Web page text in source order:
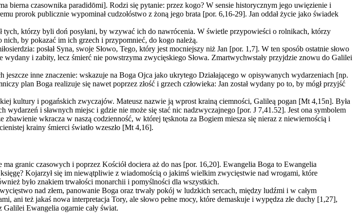
bierna czasownika paradidōmi]. Rodzi się pytanie: przez kogo? W sensie historycznym jego uwięzienie i
prorok publicznie wypominał cudzołóstwo z żoną jego brata [por. 6,16-29]. Jan oddał życie jako świadek
tych, którzy byli doń posyłani, by wzywać ich do nawrócenia. W świetle przypowieści o rolnikach, którzy
nich, by pokazać im ich grzech i przypomnieć, do kogo należą.
posłał Syna, swoje Słowo, Tego, który jest mocniejszy niż Jan [por. 1,7]. W ten sposób ostatnie słowo
i zabity, lecz śmierć nie powstrzyma zwycięskiego Słowa. Zmartwychwstały przyjdzie znowu do Galilei
inne znaczenie: wskazuje na Boga Ojca jako ukrytego Działającego w opisywanych wydarzeniach [np.
plan Boga realizuje się nawet poprzez złość i grzech człowieka: Jan został wydany po to, by mógł przyjść
kultury i pogańskich zwyczajów. Mateusz nazwie ją wprost krainą ciemności, Galileą pogan [Mt 4,15n]. Była
i sławnych miejsc i gdzie nie może się stać nic nadzwyczajnego [por. J 7,41.52]. Jest ona symbolem
wkracza w naszą codzienność, w której tęsknota za Bogiem miesza się nieraz z niewiernością i
krainy śmierci światło wzeszło [Mt 4,16].
granic czasowych i poprzez Kościół dociera aż do nas [por. 16,20]. Ewangelia Boga to Ewangelia
Kojarzył się im niewątpliwie z wiadomością o jakimś wielkim zwycięstwie nad wrogami, które
było znakiem trwałości monarchii i pomyślności dla wszystkich.
nad złem, panowanie Boga oraz trwały pokój w ludzkich sercach, między ludźmi i w całym
ani też jakaś nowa interpretacja Tory, ale słowo pełne mocy, które demaskuje i wypędza złe duchy [1,27],
Ewangelia ogarnie cały świat.